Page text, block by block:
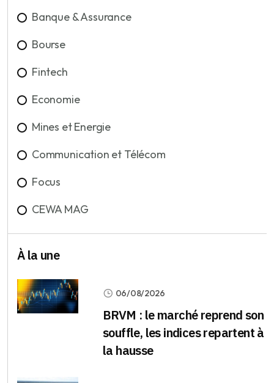
Banque & Assurance
Bourse
Fintech
Economie
Mines et Energie
Communication et Télécom
Focus
CEWA MAG
À la une
06/08/2026
BRVM : le marché reprend son
souffle, les indices repartent à
la hausse